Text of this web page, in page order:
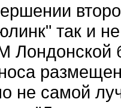
так и
не самой